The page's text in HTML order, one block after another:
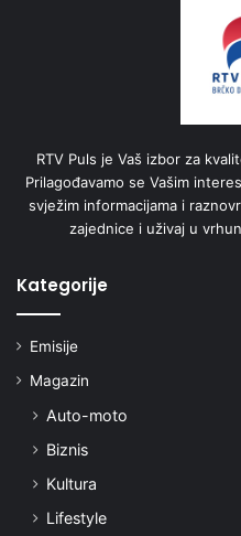
RTV Puls je Vaš izbor za
Prilagođavamo se Vašim
svježim informacijama i
zajednice i uživaj u
Kategorije
Emisije
Magazin
Auto-moto
Biznis
Kultura
Lifestyle